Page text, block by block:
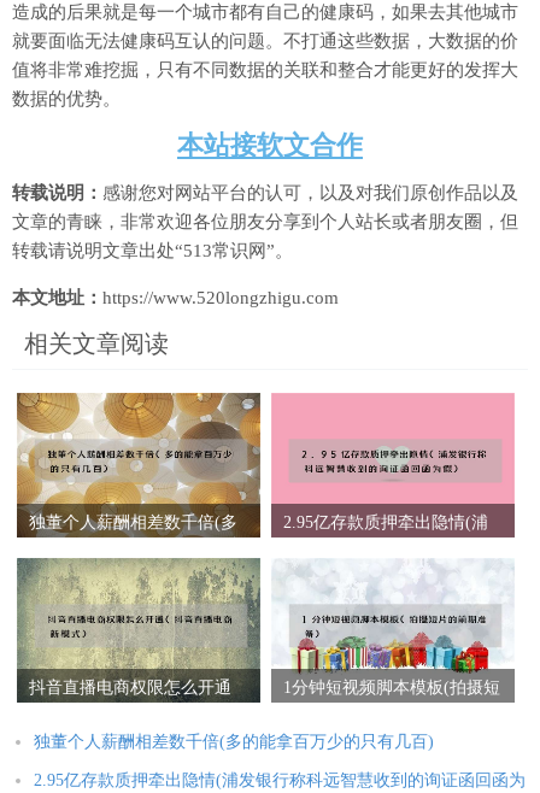
造成的后果就是每一个城市都有自己的健康码，如果去其他城市
就要面临无法健康码互认的问题。不打通这些数据，大数据的价
值将非常难挖掘，只有不同数据的关联和整合才能更好的发挥大
数据的优势。
本站接软文合作
转载说明： 感谢您对网站平台的认可，以及对我们原创作品以及
文章的青睐，非常欢迎各位朋友分享到个人站长或者朋友圈，但
转载请说明文章出处“513常识网”。
本文地址： https://www.520longzhigu.com
相关文章阅读
独董个人薪酬相差数千倍(多
2.95亿存款质押牵出隐情(浦
证函回函为假)
抖音直播电商权限怎么开通
1分钟短视频脚本模板(拍摄短
独董个人薪酬相差数千倍(多的能拿百万少的只有几百)
2.95亿存款质押牵出隐情(浦发银行称科远智慧收到的询证函回函为